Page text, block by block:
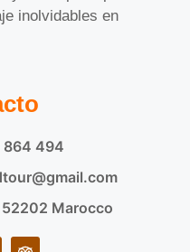
inolvidables en
864 494
Marocco